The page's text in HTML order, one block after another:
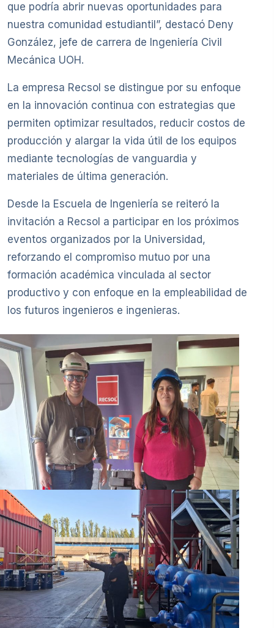
que podría abrir nuevas oportunidades para
nuestra comunidad estudiantil”, destacó Deny
González, jefe de carrera de Ingeniería Civil
Mecánica UOH.
La empresa Recsol se distingue por su enfoque
en la innovación continua con estrategias que
permiten optimizar resultados, reducir costos de
producción y alargar la vida útil de los equipos
mediante tecnologías de vanguardia y
materiales de última generación.
Desde la Escuela de Ingeniería se reiteró la
invitación a Recsol a participar en los próximos
eventos organizados por la Universidad,
reforzando el compromiso mutuo por una
formación académica vinculada al sector
productivo y con enfoque en la empleabilidad de
los futuros ingenieros e ingenieras.